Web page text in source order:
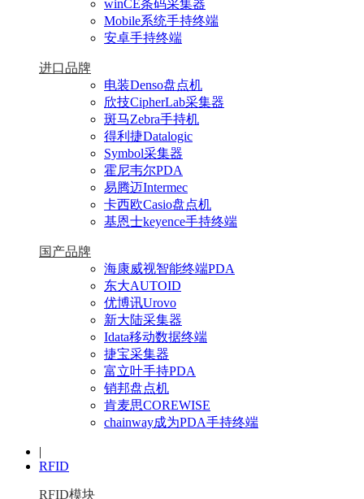
winCE条码采集器
Mobile系统手持终端
安卓手持终端
进口品牌
电装Denso盘点机
欣技CipherLab采集器
斑马Zebra手持机
得利捷Datalogic
Symbol采集器
霍尼韦尔PDA
易腾迈Intermec
卡西欧Casio盘点机
基恩士keyence手持终端
国产品牌
海康威视智能终端PDA
东大AUTOID
优博讯Urovo
新大陆采集器
Idata移动数据终端
捷宝采集器
富立叶手持PDA
销邦盘点机
肯麦思COREWISE
chainway成为PDA手持终端
|
RFID
RFID模块